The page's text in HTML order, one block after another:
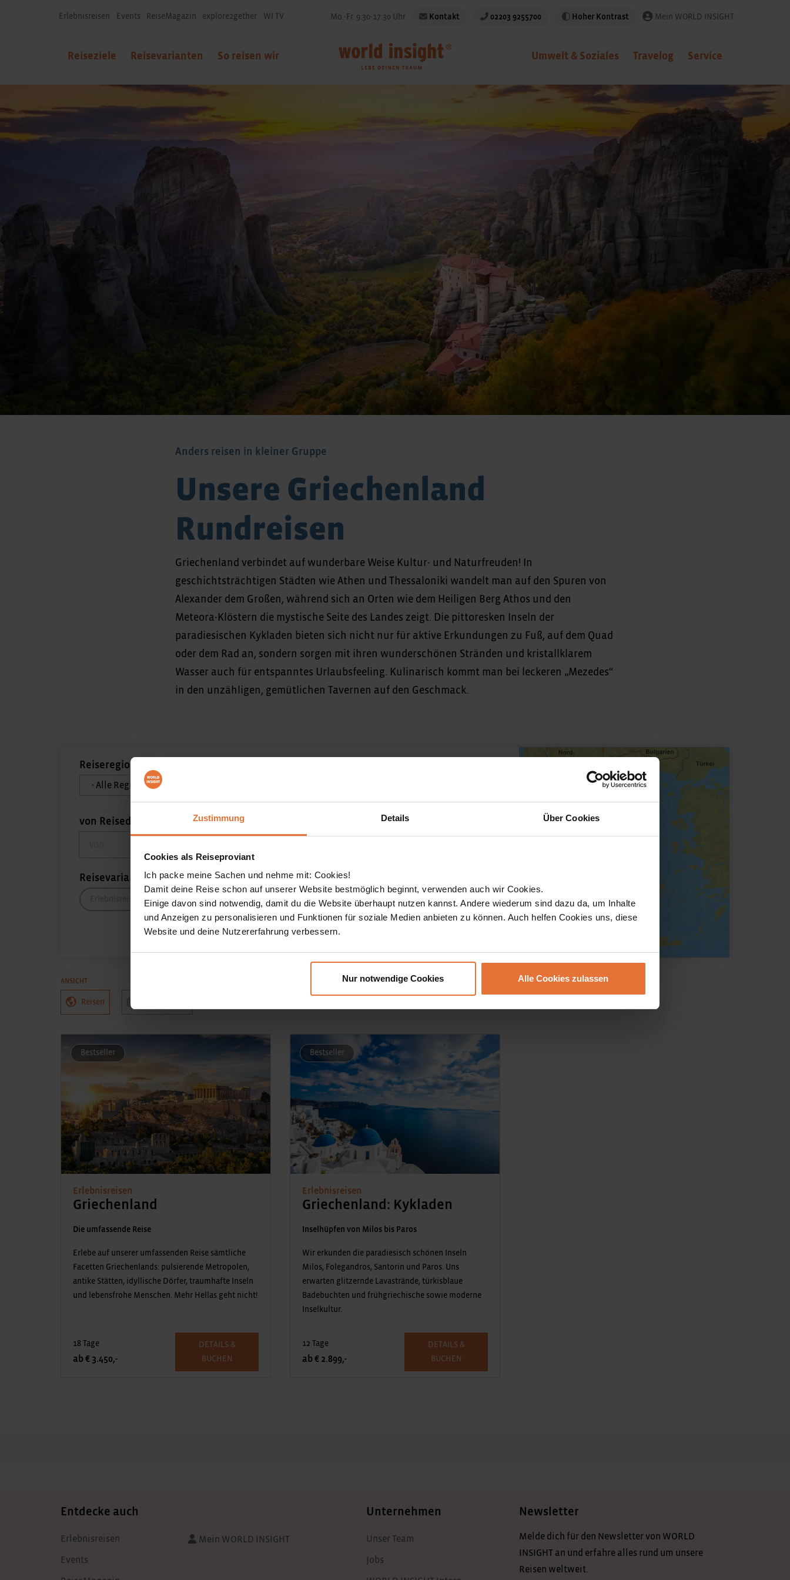
Zustimmung Details Über Cookies
Cookies als Reiseproviant
Ich packe meine Sachen und nehme mit: Cookies!
Damit deine Reise schon auf unserer Website bestmöglich beginnt, verwenden auch wir Cookies.
Einige davon sind notwendig, damit du die Website überhaupt nutzen kannst. Andere wiederum sind dazu da, um Inhalte
und Anzeigen zu personalisieren und Funktionen für soziale Medien anbieten zu können. Auch helfen Cookies uns, diese
Website und deine Nutzererfahrung verbessern.
Nur notwendige Cookies Alle Cookies zulassen
Erlebnisreisen Events ReiseMagazin explore2gether WI TV Mo.-Fr. 9:30-17:30 Uhr Kontakt 02203 9255700 Hoher Kontrast Mein WORLD INSIGHT
Reiseziele Reisevarianten So reisen wir Umwelt & Soziales Travelog Service
Anders reisen in kleiner Gruppe
Unsere Griechenland
Rundreisen
Griechenland verbindet auf wunderbare Weise Kultur- und Naturfreuden! In
geschichtsträchtigen Städten wie Athen und Thessaloniki wandelt man auf den Spuren von
Alexander dem Großen, während sich an Orten wie dem Heiligen Berg Athos und den
Meteora-Klöstern die mystische Seite des Landes zeigt. Die pittoresken Inseln der
paradiesischen Kykladen bieten sich nicht nur für aktive Erkundungen zu Fuß, auf dem Quad
oder dem Rad an, sondern sorgen mit ihren wunderschönen Stränden und kristallklarem
Wasser auch für entspanntes Urlaubsfeeling. Kulinarisch kommt man bei leckeren „Mezedes“
in den unzähligen, gemütlichen Tavernen auf den Geschmack.
Reiseregion
von Reisedatum
von Reisedatum
bis Reisedatum
bis Reisedatum
Reisedauer
Reisevarianten
AktivPlus ComfortPlus Family REISEN FINDEN
ANSICHT
Reisen
Bestseller
Erlebnisreisen
Griechenland
Die umfassende Reise
Erlebe auf unserer umfassenden Reise sämtliche
Facetten Griechenlands: pulsierende Metropolen,
antike Stätten, idyllische Dörfer, traumhafte Inseln
und lebensfrohe Menschen. Mehr Hellas geht nicht!
18 Tage
ab € 3.450,-
DETAILS &
BUCHEN
Bestseller
Erlebnisreisen
Griechenland: Kykladen
Inselhüpfen von Milos bis Paros
Wir erkunden die paradiesisch schönen Inseln
Milos, Folegandros, Santorin und Paros. Uns
erwarten glitzernde Lavastrände, türkisblaue
Badebuchten und frühgriechische sowie moderne
Inselkultur.
12 Tage
ab € 2.899,-
DETAILS &
BUCHEN
Entdecke auch
Erlebnisreisen
Events
Mein WORLD INSIGHT
Unternehmen
Unser Team
Jobs
Newsletter
Melde dich für den Newsletter von WORLD
INSIGHT an und erfahre alles rund um unsere
Reisen weltweit.